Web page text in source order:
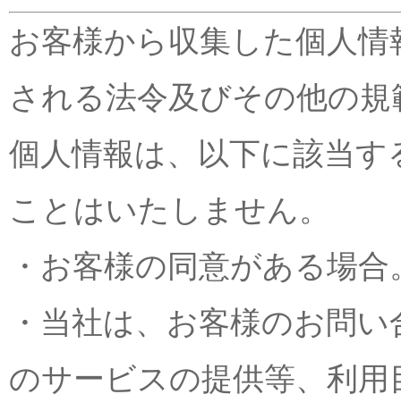
お客様から収集した個人
される法令及びその他の
個人情報は、以下に該当
ことはいたしません。
・お客様の同意がある場合
・当社は、お客様のお問
のサービスの提供等、利